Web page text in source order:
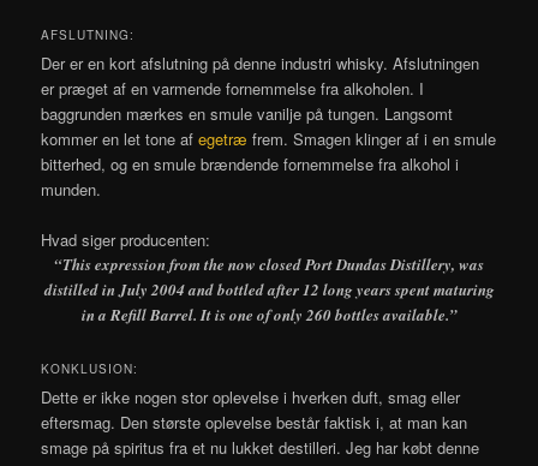
AFSLUTNING:
Der er en kort afslutning på denne industri whisky. Afslutningen
er præget af en varmende fornemmelse fra alkoholen. I
baggrunden mærkes en smule vanilje på tungen. Langsomt
kommer en let tone afegetræ frem. Smagen klinger af i en smule
bitterhed, og en smule brændende fornemmelse fra alkohol i
munden.
Hvad siger producenten:
“This expression from the now closed Port Dundas Distillery, was
distilled in July 2004 and bottled after 12 long years spent maturing
in a Refill Barrel. It is one of only 260 bottles available.”
KONKLUSION:
Dette er ikke nogen stor oplevelse i hverken duft, smag eller
eftersmag. Den største oplevelse består faktisk i, at man kan
smage på spiritus fra et nu lukket destilleri. Jeg har købt denne